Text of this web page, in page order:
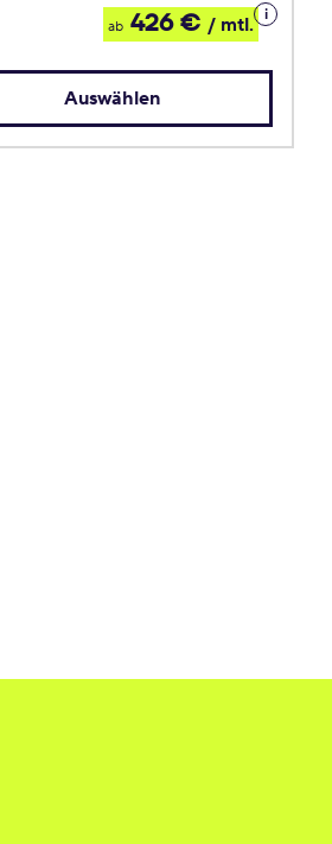
ab 426 € / mtl.
Details
zum
Auswählen